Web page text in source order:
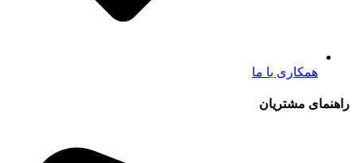
همکاری با ما
راهنمای مشتریان